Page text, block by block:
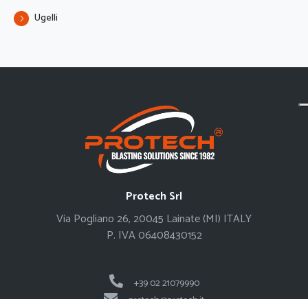
Ugelli
Protech Srl
Via Pogliano 26, 20045 Lainate (MI) ITALY
P. IVA 06408430152
+39 02 21079990